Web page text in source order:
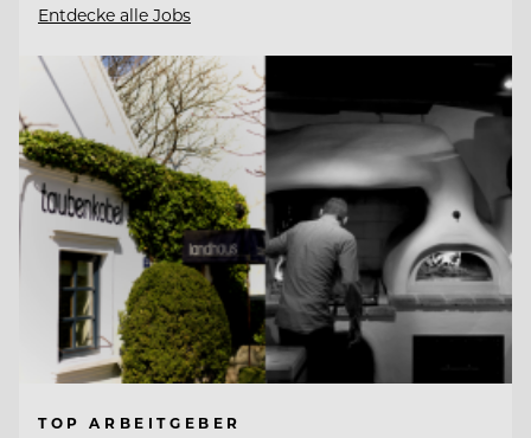
Entdecke alle Jobs
TOP ARBEITGEBER